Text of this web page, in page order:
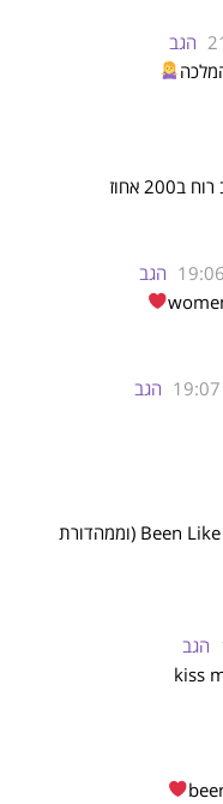
הגב
הגב
הגב
השיר האהוב עליי מ-Planet Her הוא Been Like This (וממהדורת
הגב